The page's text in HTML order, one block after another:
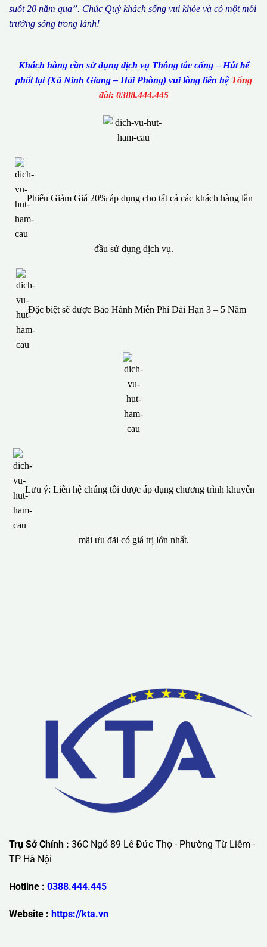
suốt 20 năm qua”. Chúc Quý khách sống vui khỏe và có một môi
trường sống trong lành!
Khách hàng cần sử dụng dịch vụ Thông tắc cống – Hút bể
phốt tại (Xã Ninh Giang – Hải Phòng) vui lòng liên hệ Tổng
đài: 0388.444.445
Phiếu Giảm Giá 20% áp dụng cho tất cả các khách hàng lần
đầu sử dụng dịch vụ.
Đặc biệt sẽ được Bảo Hành Miễn Phí Dài Hạn 3 – 5 Năm
Lưu ý: Liên hệ chúng tôi được áp dụng chương trình khuyến
mãi ưu đãi có giá trị lớn nhất.
Trụ Sở Chính : 36C Ngõ 89 Lê Đức Thọ - Phường Từ Liêm -
TP Hà Nội
Hotline : 0388.444.445
Website : https://kta.vn